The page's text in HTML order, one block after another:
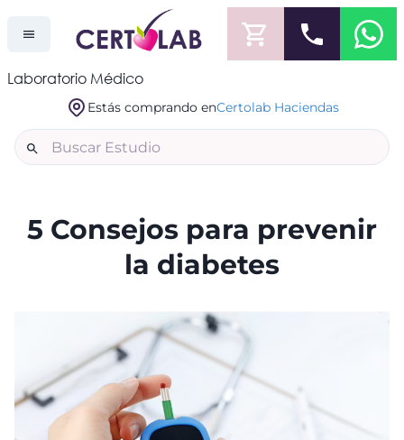
Laboratorio Médico
Estás comprando enCertolab Haciendas
5 Consejos para prevenir
la diabetes